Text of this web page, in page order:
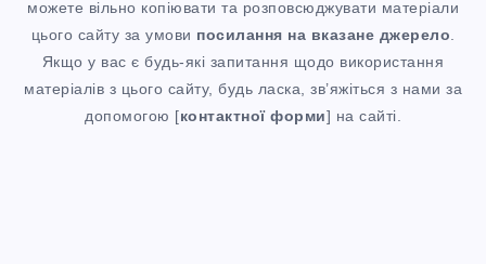
можете вільно копіювати та розповсюджувати матеріали
цього сайту за умови посилання на вказане джерело.
Якщо у вас є будь-які запитання щодо використання
матеріалів з цього сайту, будь ласка, зв’яжіться з нами за
допомогою [контактної форми] на сайті.